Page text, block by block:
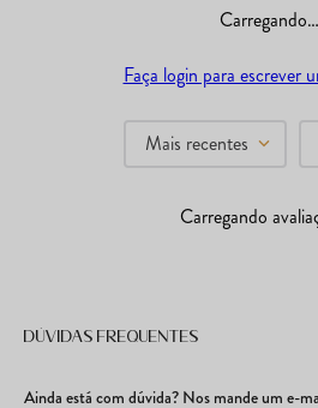
Carregando…
Faça login para escrever
Mais recentes
Carregando
Dúvidas frequentes
Ainda está com dúvida? Nos mande um e-